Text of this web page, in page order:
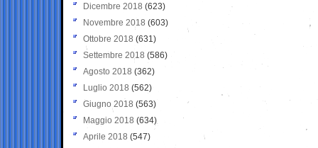
Dicembre 2018 (623)
Novembre 2018 (603)
Ottobre 2018 (631)
Settembre 2018 (586)
Agosto 2018 (362)
Luglio 2018 (562)
Giugno 2018 (563)
Maggio 2018 (634)
Aprile 2018 (547)